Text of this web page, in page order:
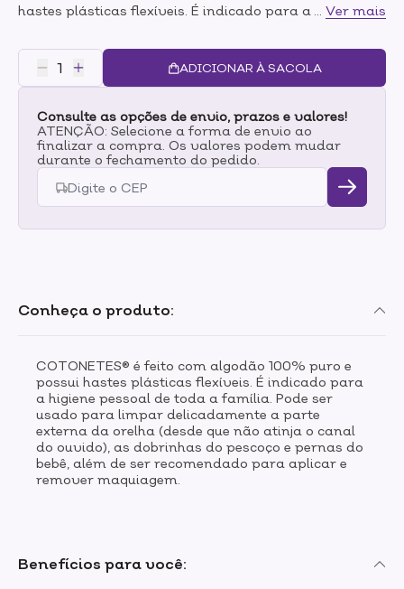
hastes plásticas flexíveis. É indicado para a higiene
delicadamente a parte externa da orelha (desde que
não atinja o canal do ouvido), as dobrinhas do
pescoço e pernas do bebê, além de ser recomendado
Ver mais
ADICIONAR À SACOLA
Consulte as opções de envio, prazos e valores!
ATENÇÃO: Selecione a forma de envio ao
finalizar a compra. Os valores podem mudar
durante o fechamento do pedido.
Benefícios para você:
Conheça o produto:
COTONETES® é feito com algodão 100% puro e
possui hastes plásticas flexíveis. É indicado para
a higiene pessoal de toda a família. Pode ser
usado para limpar delicadamente a parte
externa da orelha (desde que não atinja o canal
do ouvido), as dobrinhas do pescoço e pernas do
bebê, além de ser recomendado para aplicar e
remover maquiagem.